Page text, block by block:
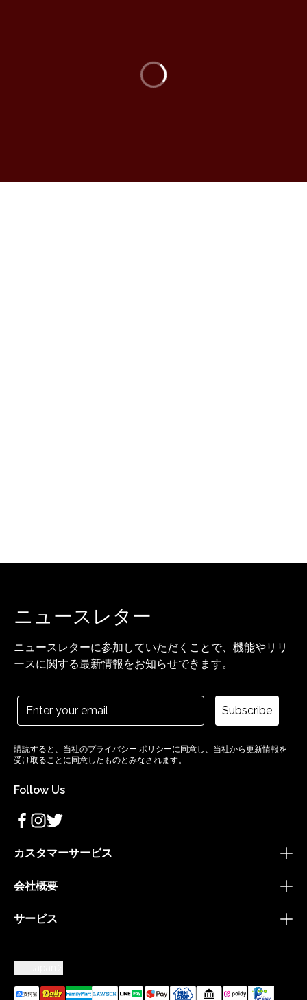
カスタマーサービス
会社概要
サービス
Follow Us
ニュースレター
ニュースレターに参加していただくことで、機能やリリ
ースに関する最新情報をお知らせできます。
Subscribe
購読すると、当社のプライバシー ポリシーに同意し、当社から更新情報を
受け取ることに同意したものとみなされます。